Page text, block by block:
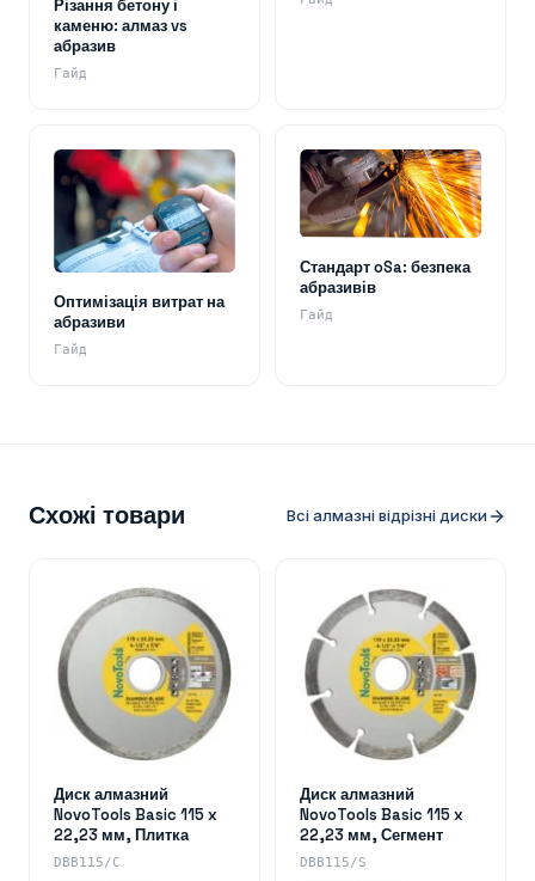
Різання бетону і
каменю: алмаз vs
абразив
Гайд
Оптимізація витрат на
абразиви
Гайд
Стандарт oSa: безпека
абразивів
Гайд
Схожі товари Всі алмазні відрізні диски
Диск алмазний
NovoTools Basic 115 x
22,23 мм, Плитка
DBB115/C
Диск алмазний
NovoTools Basic 115 x
22,23 мм, Сегмент
DBB115/S